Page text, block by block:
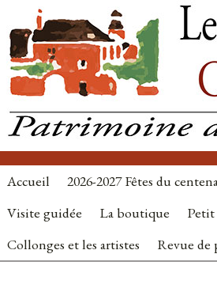
Accueil 2026-2027 Fêtes du
Visite guidée
La boutique
Collonges et les artistes
Revue de